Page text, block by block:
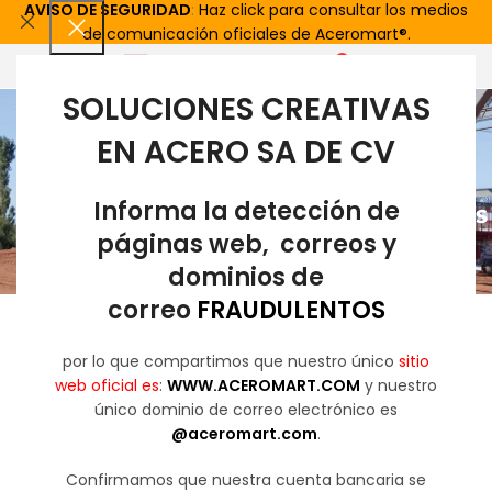
SOLUCIONES CREATIVAS
EN ACERO SA DE CV
Informa la detección de
páginas web, correos y
dominios de
correo FRAUDULENTOS
por lo que compartimos que nuestro único sitio
web oficial es: WWW.ACEROMART.COM y nuestro
único dominio de correo electrónico es
@aceromart.com.
Confirmamos que nuestra cuenta bancaria se
0
MÁS DE 2,000 PROYECTOS
MAS DE 1,000 CLIENTES
SATISFECHOS
MÁS DE 10 AÑOS
AVISO DE SEGURIDAD: Haz click para consultar los medios
de comunicación oficiales de Aceromart®.